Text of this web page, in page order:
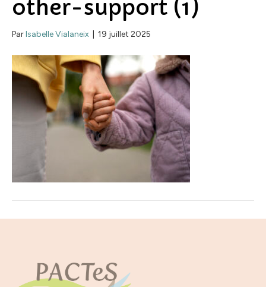
other-support (1)
ParIsabelle Vialaneix 19 juillet 2025